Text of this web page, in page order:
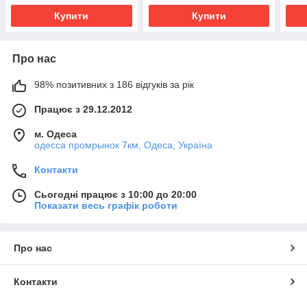
Купити Купити
Про нас
98% позитивних з 186 відгуків за рік
Працює з 29.12.2012
м. Одеса
одесса промрынок 7км, Одеса, Україна
Контакти
Сьогодні працює з 10:00 до 20:00
Показати весь графік роботи
Про нас
Контакти